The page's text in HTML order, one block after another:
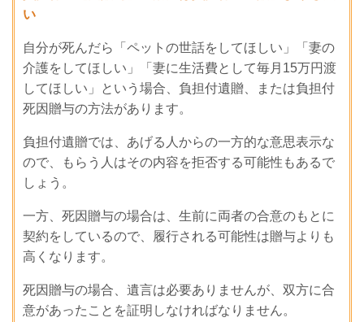
い
自分が死んだら「ペットの世話をしてほしい」「妻の
介護をしてほしい」「妻に生活費として毎月15万円渡
してほしい」という場合、負担付遺贈、または負担付
死因贈与の方法があります。
負担付遺贈では、あげる人からの一方的な意思表示な
ので、もらう人はその内容を拒否する可能性もあるで
しょう。
一方、死因贈与の場合は、生前に両者の合意のもとに
契約をしているので、履行される可能性は贈与よりも
高くなります。
死因贈与の場合、遺言は必要ありませんが、双方に合
意があったことを証明しなければなりません。